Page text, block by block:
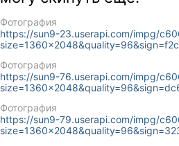
Фотография
https://sun9-23.userapi.com/impg/
Фотография
https://sun9-76.userapi.com/impg/
Фотография
https://sun9-79.userapi.com/impg/